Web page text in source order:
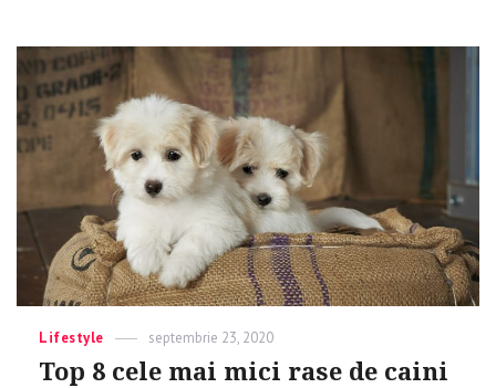
Categories
Lifestyle
Posted
septembrie 23, 2020
Top 8 cele mai mici rase de caini